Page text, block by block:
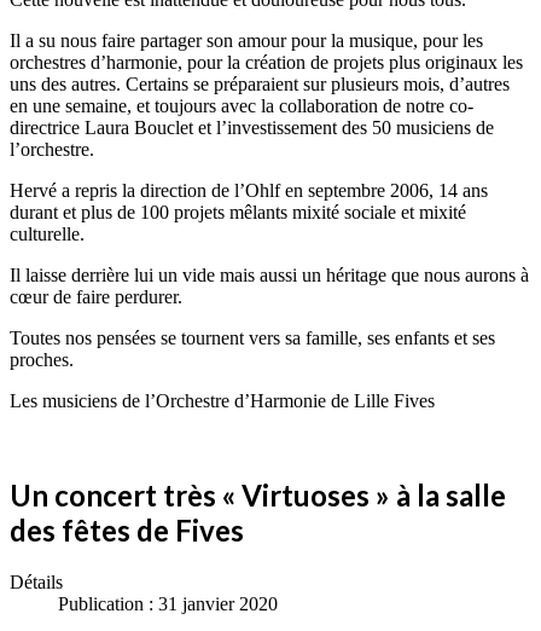
Il a su nous faire partager son amour pour la musique, pour les
orchestres d’harmonie, pour la création de projets plus originaux les
uns des autres. Certains se préparaient sur plusieurs mois, d’autres
en une semaine, et toujours avec la collaboration de notre co-
directrice Laura Bouclet et l’investissement des 50 musiciens de
l’orchestre.
Hervé a repris la direction de l’Ohlf en septembre 2006, 14 ans
durant et plus de 100 projets mêlants mixité sociale et mixité
culturelle.
Il laisse derrière lui un vide mais aussi un héritage que nous aurons à
cœur de faire perdurer.
Toutes nos pensées se tournent vers sa famille, ses enfants et ses
proches.
Les musiciens de l’Orchestre d’Harmonie de Lille Fives
Un concert très « Virtuoses » à la salle
des fêtes de Fives
Détails
Publication : 31 janvier 2020